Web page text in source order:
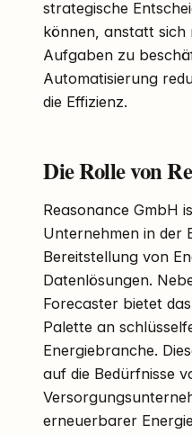
strategische
können, anstatt sich
Aufgaben zu
Automatisierung
die Effizienz.
Die Rolle von
Reasonance GmbH
Unternehmen in der
Bereitstellung von
Datenlösungen.
Forecaster bietet
Palette an
Energiebranche.
auf die Bedürfnisse
erneuerbarer